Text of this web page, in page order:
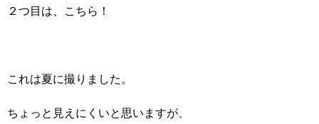
２つ目は、こちら！
これは夏に撮りました。
ちょっと見えにくいと思いますが、